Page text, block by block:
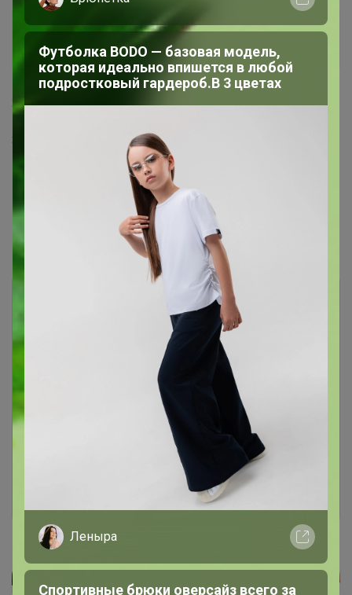
Лимон
Виртуоз СП
24 марта, 2021 07:26
Здравствуйте. Добавьте пж 669316ЧН
2 3 5
Показаны записи 1-10из
Чтобы ответить или задать вопрос
необходимо авторизоваться на сайте
Это займет меньше минуты
Зарегистрироваться
Футболка BODO — базовая модель,
которая идеально впишется в любой
подростковый гардероб.В 3 цветах
Леныра
Спортивные брюки оверсайз всего за